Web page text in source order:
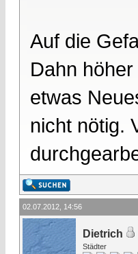
Auf die
Dahn
etwas
nicht nötig.
02.07.2012, 14:56
Dietrich
Städter